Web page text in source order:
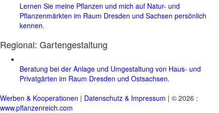
Lernen Sie meine Pflanzen und mich auf Natur- und
Pflanzenmärkten im Raum Dresden und Sachsen persönlich
kennen.
Regional: Gartengestaltung
Beratung bei der Anlage und Umgestaltung von Haus- und
Privatgärten im Raum Dresden und Ostsachsen.
Werben & Kooperationen | Datenschutz & Impressum | © 2026 :
www.pflanzenreich.com